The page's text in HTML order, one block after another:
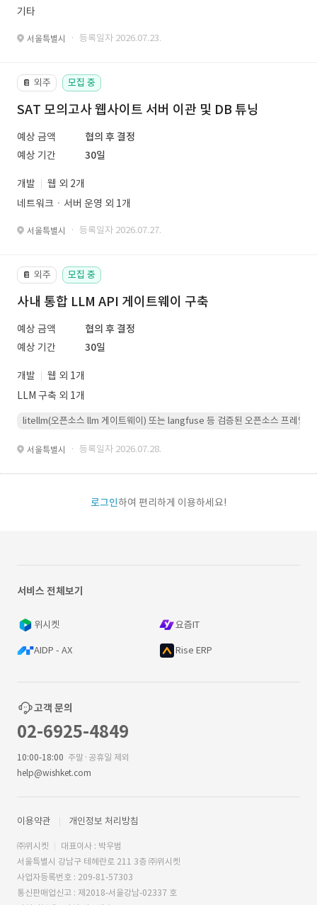
기타
서울특별시 · 등록일자 2026.07.23.
📔 외주 모집 중
SAT 모의고사 웹사이트 서버 이관 및 DB 튜닝
예상 금액
협의 후 결정
예상 기간
30일
개발
웹 외 2개
네트워크ㆍ서버 운영 외 1개
서울특별시 · 등록일자 2026.07.27.
📔 외주 모집 중
사내 통합 LLM API 게이트웨이 구축
예상 금액
협의 후 결정
예상 기간
30일
개발
웹 외 1개
LLM 구축 외 1개
litellm(오픈소스 llm 게이트웨이) 또는 langfuse 등 검증된 오픈소스 프레임워
서울특별시 · 등록일자 2026.07.28.
로그인하여 편리하게 이용하세요!
서비스 전체보기
위시켓 요즘IT
AIDP - AX Rise ERP
고객 문의
02-6925-4849
10:00-18:00 주말·공휴일 제외
help@wishket.com
이용약관 개인정보 처리방침
㈜위시켓
대표이사 : 박우범
서울특별시 강남구 테헤란로 211 3층 ㈜위시켓
사업자등록번호 : 209-81-57303
통신판매업신고 : 제2018-서울강남-02337 호